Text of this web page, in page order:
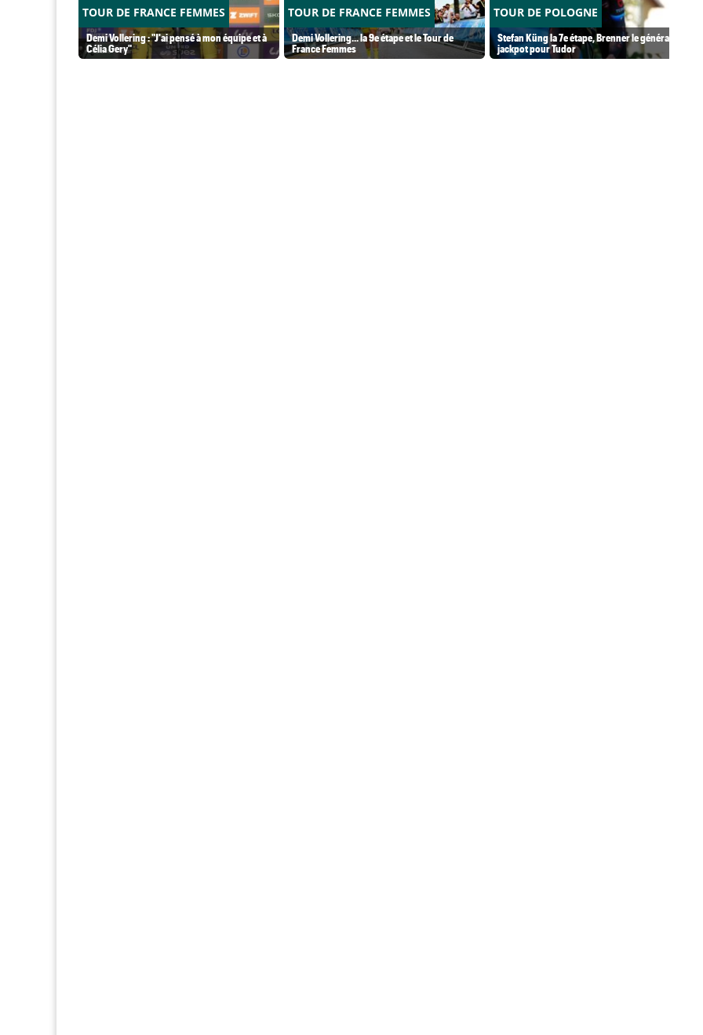
TOUR DE FRANCE FEMMES
Demi Vollering : "J'ai pensé à mon équipe et à
Célia Gery"
TOUR DE FRANCE FEMMES
Demi Vollering... la 9e étape et le Tour de
France Femmes
TOUR DE POLOGNE
Stefan Küng la 7e étape, Brenner le général...
jackpot pour Tudor